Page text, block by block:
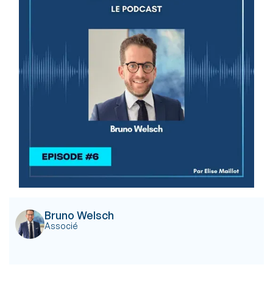
Bruno Welsch
Associé